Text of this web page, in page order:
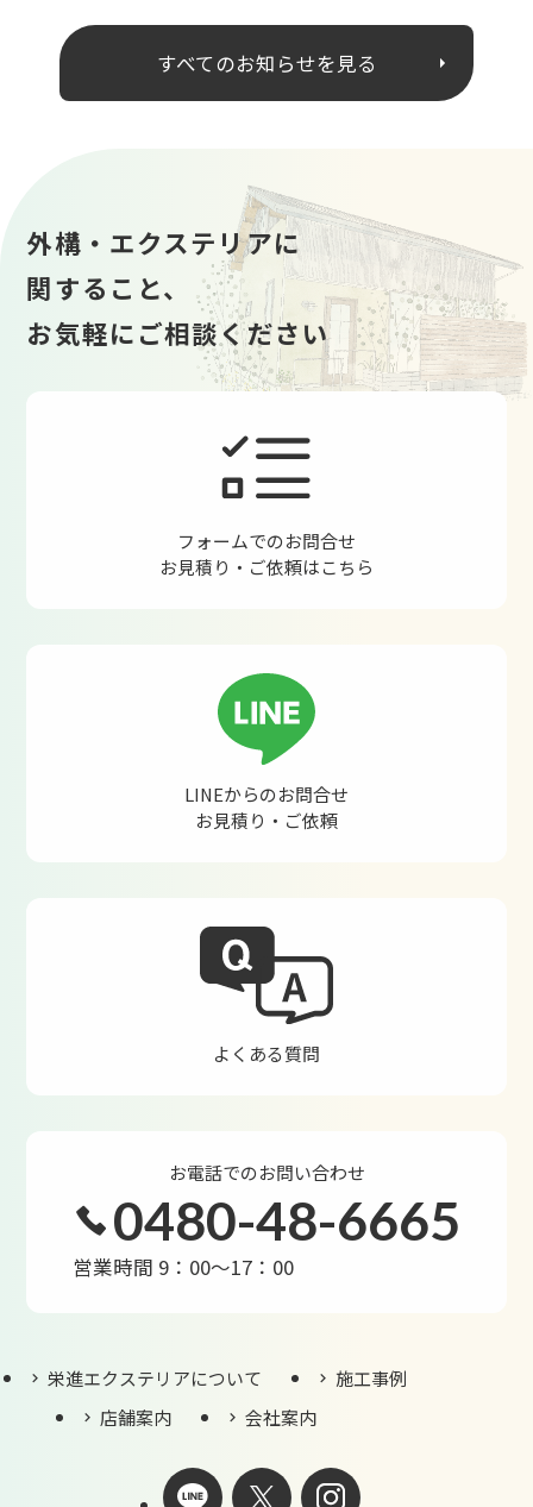
すべてのお知らせを見る
外構・エクステリアに
関すること、
お気軽にご相談ください
フォームでのお問合せ
お見積り・ご依頼はこちら
LINEからのお問合せ
お見積り・ご依頼
よくある質問
お電話でのお問い合わせ
0480-48-6665
営業時間 9：00～17：00
栄進エクステリアについて
施工事例
店舗案内
会社案内